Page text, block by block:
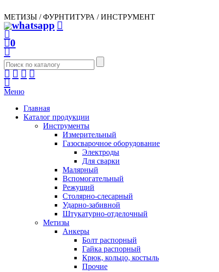
МЕТИЗЫ / ФУРНТИТУРА / ИНСТРУМЕНТ
0
Меню
Главная
Каталог продукции
Инструменты
Измерительный
Газосварочное оборудование
Электроды
Для сварки
Малярный
Вспомогательный
Режущий
Столярно-слесарный
Ударно-забивной
Штукатурно-отделочный
Метизы
Анкеры
Болт распорный
Гайка распорный
Крюк, кольцо, костыль
Прочие